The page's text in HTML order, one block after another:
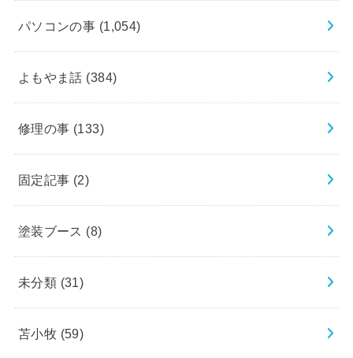
パソコンの事 (1,054)
よもやま話 (384)
修理の事 (133)
固定記事 (2)
塗装ブース (8)
未分類 (31)
苫小牧 (59)